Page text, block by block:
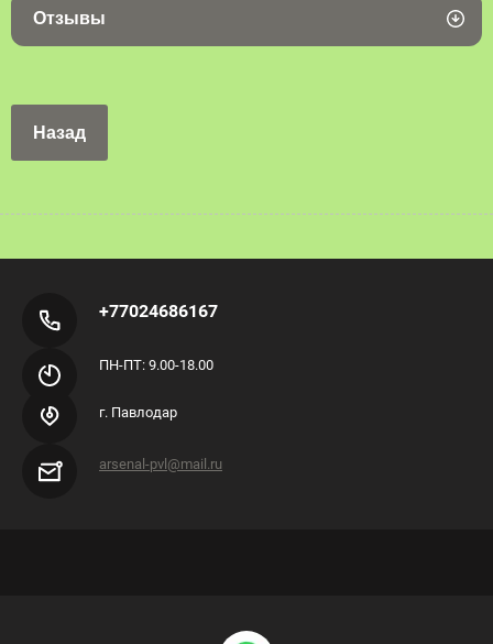
Отзывы
Назад
+77024686167
ПН-ПТ: 9.00-18.00
г. Павлодар
arsenal-pvl@mail.ru